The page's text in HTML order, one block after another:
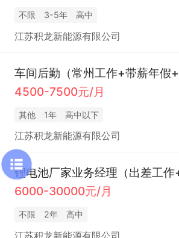
不限 3-5年 高中
江苏积龙新能源有限公司
车间后勤（常州工作+带薪年假+
4500-7500元/月
其他 1年 高中以下
江苏积龙新能源有限公司
6000-30000元/月
不限 2年 高中
江苏积龙新能源有限公司